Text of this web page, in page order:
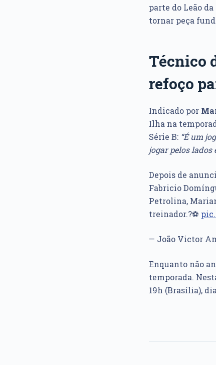
parte do Leão
tornar peça
Técnico
refoço
Indicado por
Ilha na
Série B: “É um
jogar pelos lados
Depois de
Fabricio
Petrolina,
treinador.?️⚽️
— João Victor
Enquanto não
temporada.
19h (Brasília),